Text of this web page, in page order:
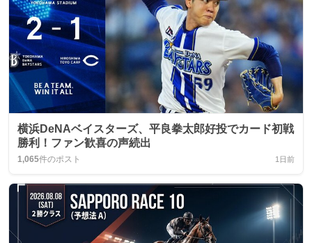
横浜DeNAベイスターズ、平良拳太郎好投でカード初戦
勝利！ファン歓喜の声続出
1,065件のポスト 1日前